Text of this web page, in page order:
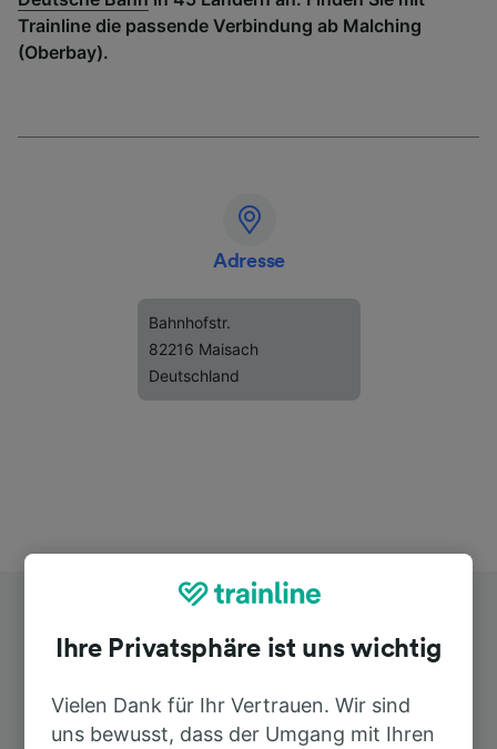
Trainline die passende Verbindung ab Malching
(Oberbay).
Adresse
Bahnhofstr.
82216 Maisach
Deutschland
Top Strecken ab Malching
Ihre Privatsphäre ist uns wichtig
Vielen Dank für Ihr Vertrauen. Wir sind
uns bewusst, dass der Umgang mit Ihren